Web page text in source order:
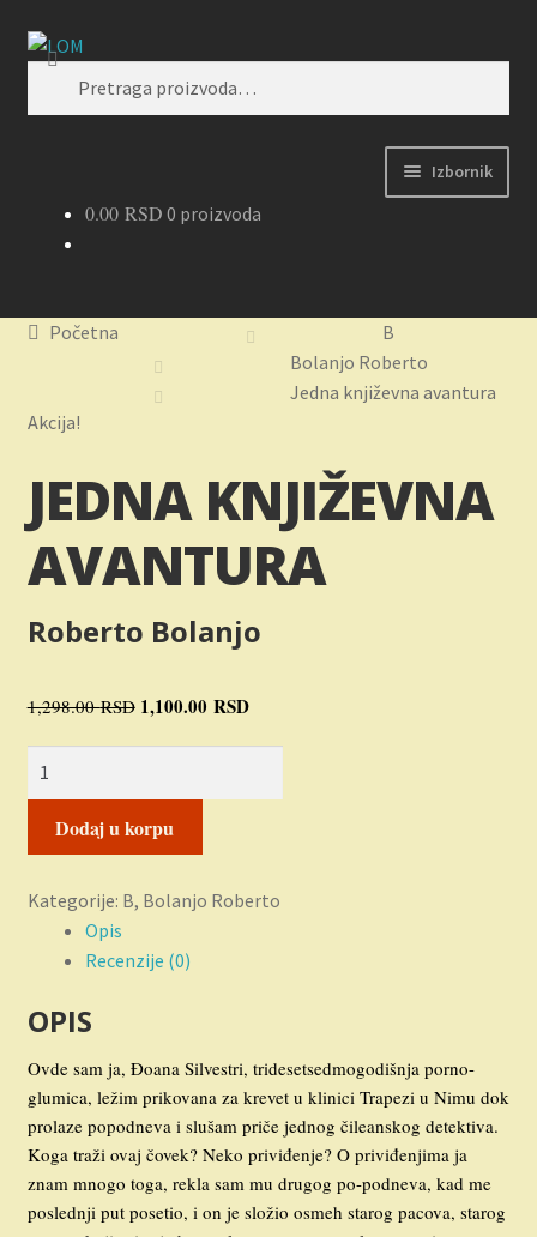
Preskoči
Skoči
Pretraga
Pretraži
Izbornik
Početak
Kupovina, isporuka i reklamacije
Moj nalog
Novosti
Uslovi korišćenja
0.00 RSD 0 proizvoda
Početna
B
Bolanjo Roberto
Jedna književna avantura
Akcija!
JEDNA KNJIŽEVNA
AVANTURA
Roberto Bolanjo
1,298.00RSD Originalna
1,100.00 RSDTrenutna
avantura
Dodaj u korpu
Kategorije: B, Bolanjo Roberto
Opis
Recenzije (0)
OPIS
Ovde sam ja, Ðoana Silvestri, tridesetsedmogodišnja porno-
glumica, ležim prikovana za krevet u klinici Trapezi u Nimu dok
prolaze popodneva i slušam priče jednog čileanskog detektiva.
Koga traži ovaj čovek? Neko priviđenje? O priviđenjima ja
znam mnogo toga, rekla sam mu drugog po-podneva, kad me
poslednji put posetio, i on je složio osmeh starog pacova, starog